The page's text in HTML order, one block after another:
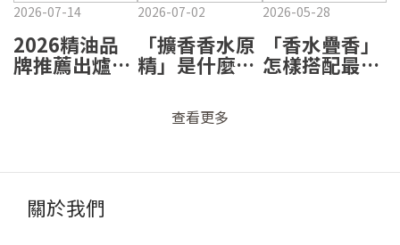
2026-07-14
2026精油品
牌推薦出爐！
2026-07-02
「擴香香水原
精」是什麼？
是很香而已？
2026-05-28
「香水疊香」
怎樣搭配最出
查看更多
關於我們